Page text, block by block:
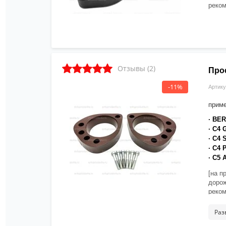
Отзывы (2)
-11%
·
· C4
· C4
· C4
· C5
[на